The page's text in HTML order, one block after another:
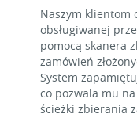
Naszym klientom
obsługiwanej
pomocą skanera
zamówień
System
co pozwala mu
ścieżki zbierania